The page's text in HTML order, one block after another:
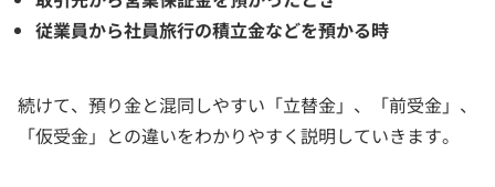
従業員から社員旅行の積立金などを預かる時
続けて、預り金と混同しやすい「立替金」、「前受金」、
「仮受金」との違いをわかりやすく説明していきます。